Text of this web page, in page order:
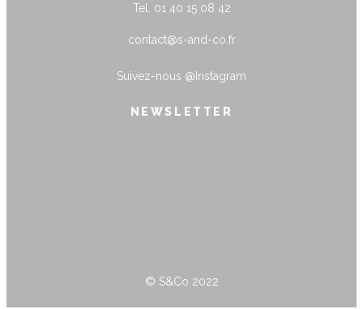
Tel. 01 40 15 08 42
contact@s-and-co.fr
Suivez-nous @Instagram
NEWSLETTER
© S&Co 2022